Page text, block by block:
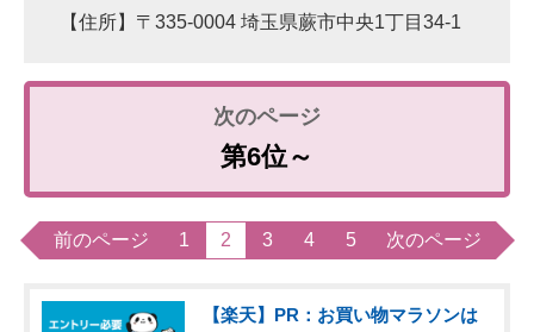
【住所】〒335-0004 埼玉県蕨市中央1丁目34-1
第6位～
前のページ 1 2 3 4 5 次のページ
【楽天】PR：お買い物マラソンは